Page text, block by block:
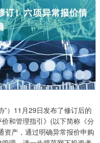
）11月29日发布了修订后的
价和管理指引》(以下简称《分
资产，通过明确异常报价申购